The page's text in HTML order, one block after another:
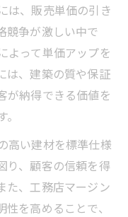
は、販売単価の引き
競争が激しい中で
よって単価アップを
は、建築の質や保証
が納得できる価値を
高い建材を標準仕様
り、顧客の信頼を得
た、工務店マージン
を高めることで、